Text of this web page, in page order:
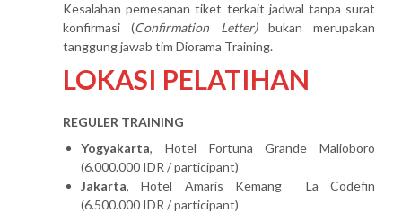
Kesalahan pemesanan tiket terkait jadwal tanpa surat
konfirmasi (Confirmation Letter)bukan merupakan
tanggung jawab tim Diorama Training.
LOKASI PELATIHAN
REGULER TRAINING
Yogyakarta, Hotel Fortuna Grande Malioboro
(6.000.000 IDR / participant)
Jakarta, Hotel Amaris Kemang La Codefin
(6.500.000 IDR / participant)